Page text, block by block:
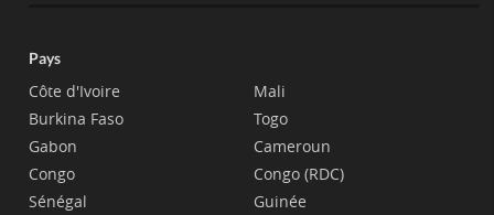
Pays
Côte d'Ivoire
Burkina Faso
Gabon
Congo
Sénégal
Mali
Togo
Cameroun
Congo (RDC)
Guinée